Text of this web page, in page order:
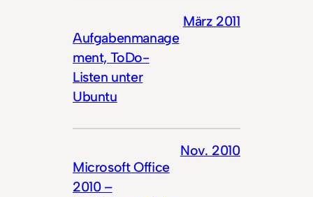
Aufgabenmanage
ment, ToDo-
Listen unter
Ubuntu
März 2011
Microsoft Office
2010 –
Nov. 2010